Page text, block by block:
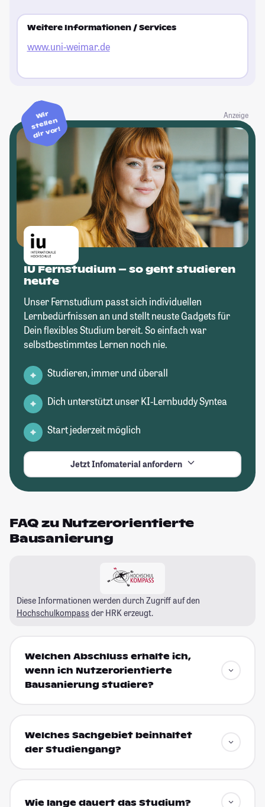
Weitere Informationen / Services
www.uni-weimar.de
Anzeige
Wir
stellen
dir vor!
IU Fernstudium – so geht studieren
heute
Unser Fernstudium passt sich individuellen
Lernbedürfnissen an und stellt neuste Gadgets für
Dein flexibles Studium bereit. So einfach war
selbstbestimmtes Lernen noch nie.
Studieren, immer und überall
Dich unterstützt unser KI-Lernbuddy Syntea
Start jederzeit möglich
Jetzt Infomaterial anfordern
FAQ zu Nutzerorientierte
Bausanierung
Diese Informationen werden durch Zugriff auf den
Hochschulkompass der HRK erzeugt.
Welchen Abschluss erhalte ich,
wenn ich Nutzerorientierte
Bausanierung studiere?
Welches Sachgebiet beinhaltet
der Studiengang?
Wie lange dauert das Studium?